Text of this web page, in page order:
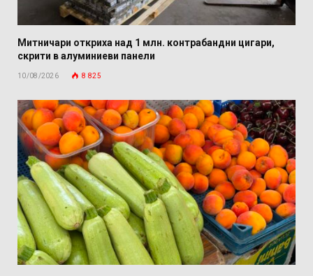
Митничари откриха над 1 млн. контрабандни цигари,
скрити в алуминиеви панели
10/08/2026 8 825